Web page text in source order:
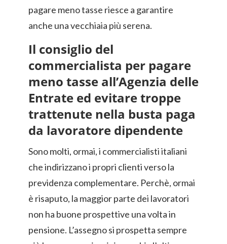
pagare meno tasse riesce a garantire
anche una vecchiaia più serena.
Il consiglio del
commercialista per pagare
meno tasse all’Agenzia delle
Entrate ed evitare troppe
trattenute nella busta paga
da lavoratore dipendente
Sono molti, ormai, i commercialisti italiani
che indirizzano i propri clienti verso la
previdenza complementare. Perchè, ormai
è risaputo, la maggior parte dei lavoratori
non ha buone prospettive una volta in
pensione. L’assegno si prospetta sempre